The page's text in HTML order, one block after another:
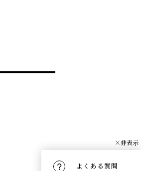
よくある質問
×非表示